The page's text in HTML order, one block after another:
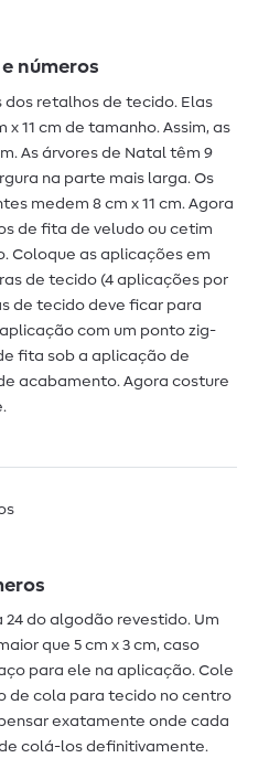
números
retalhos de tecido. Elas
11 cm de tamanho. Assim, as
As árvores de Natal têm 9
na parte mais larga. Os
medem 8 cm x 11 cm. Agora
de fita de veludo ou cetim
Coloque as aplicações em
de tecido (4 aplicações por
de tecido deve ficar para
com um ponto zig-
fita sob a aplicação de
acabamento. Agora costure
24 do algodão revestido. Um
que 5 cm x 3 cm, caso
para ele na aplicação. Cole
de cola para tecido no centro
exatamente onde cada
colá-los definitivamente.